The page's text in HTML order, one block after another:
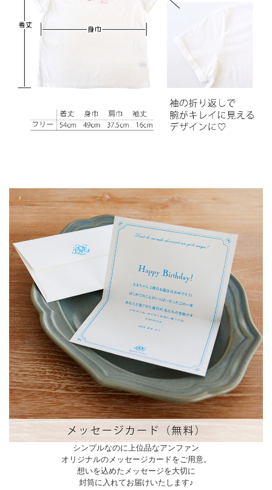
シンプルなのに上位品なアンファン
オリジナルのメッセージカードをご用意。
想いを込めたメッセージを大切に
封筒に入れてお届けいたします♪